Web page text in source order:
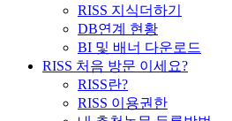
RISS 지식더하기
DB연계 현황
BI 및 배너 다운로드
RISS 처음 방문 이세요?
RISS란?
RISS 이용권한